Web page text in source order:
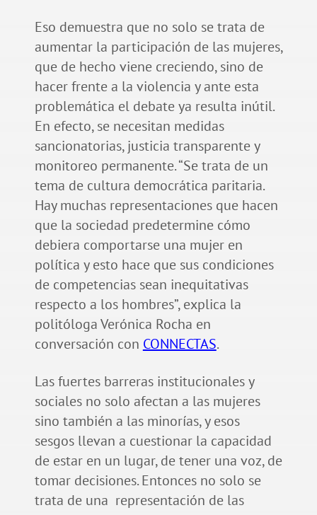
Eso demuestra que no solo se trata de
aumentar la participación de las mujeres,
que de hecho viene creciendo, sino de
hacer frente a la violencia y ante esta
problemática el debate ya resulta inútil.
En efecto, se necesitan medidas
sancionatorias, justicia transparente y
monitoreo permanente. “Se trata de un
tema de cultura democrática paritaria.
Hay muchas representaciones que hacen
que la sociedad predetermine cómo
debiera comportarse una mujer en
política y esto hace que sus condiciones
de competencias sean inequitativas
respecto a los hombres”, explica la
politóloga Verónica Rocha en
conversación con CONNECTAS.
Las fuertes barreras institucionales y
sociales no solo afectan a las mujeres
sino también a las minorías, y esos
sesgos llevan a cuestionar la capacidad
de estar en un lugar, de tener una voz, de
tomar decisiones. Entonces no solo se
trata de una representación de las